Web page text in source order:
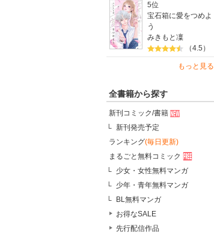
5位
宝石箱に愛をつめよ
う
みきもと凜
（4.5）
もっと見る
全書籍から探す
新刊コミック/書籍
新刊発売予定
ランキング(毎日更新)
まるごと無料コミック
少女・女性無料マンガ
少年・青年無料マンガ
BL無料マンガ
お得なSALE
先行配信作品